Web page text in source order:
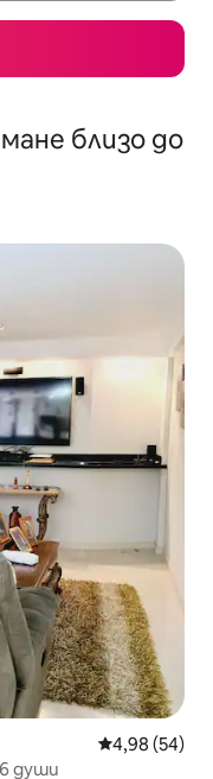
близо до
Средна
4,98 (54)
души